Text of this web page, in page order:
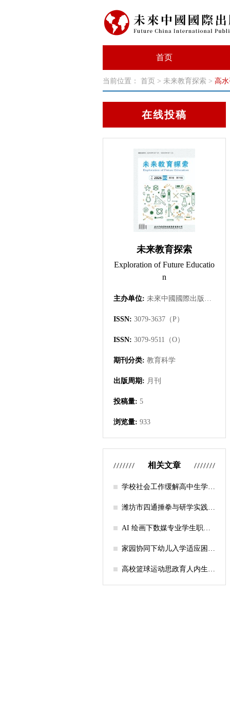
首页
当前位置： 首页 > 未来教育探索 > 高
在线投稿
未来教育探索
Exploration of Future Educatio
n
主办单位: 未來中國國際出版集團有限公司
ISSN: 3079-3637（P）
ISSN: 3079-9511（O）
期刊分类: 教育科学
出版周期: 月刊
投稿量: 5
浏览量: 933
相关文章
学校社会工作缓解高中生学习
课堂”为介入载体
潍坊市四通捶拳与研学实践教
AI 绘画下数媒专业学生职业
家园协同下幼儿入学适应困难
高校篮球运动思政育人内生逻